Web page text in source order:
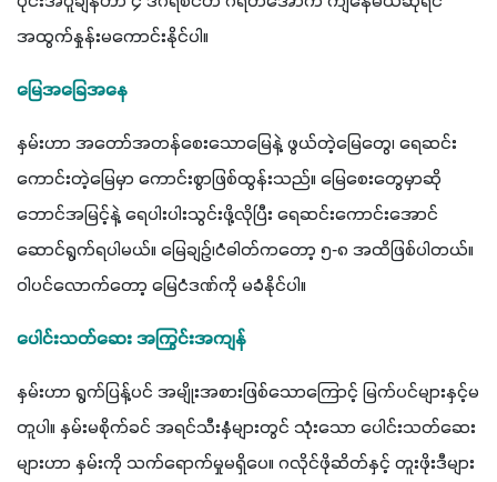
အထွက်နှုန်းမကောင်းနိုင်ပါ။
မြေအခြေအနေ
နှမ်းဟာ အတော်အတန်စေးသောမြေနဲ့ ဖွယ်တဲ့မြေတွေ၊ ရေဆင်း
ကောင်းတဲ့မြေမှာ ကောင်းစွာဖြစ်ထွန်းသည်။ မြေစေးတွေမှာဆို
ဘောင်အမြင့်နဲ့ ရေပါးပါးသွင်းဖို့လိုပြီး ရေဆင်းကောင်းအောင်
ဆောင်ရွက်ရပါမယ်။ မြေချဉ်၊ငံဓါတ်ကတော့ ၅-၈ အထိဖြစ်ပါတယ်။
ဝါပင်လောက်တော့ မြေငံဒဏ်ကို မခံနိုင်ပါ။
ပေါင်းသတ်ဆေး အကြွင်းအကျန်
နှမ်းဟာ ရွက်ပြန့်ပင် အမျိုးအစားဖြစ်သောကြောင့် မြက်ပင်များနှင့်မ
တူပါ။ နှမ်းမစိုက်ခင် အရင်သီးနှံများတွင် သုံးသော ပေါင်းသတ်ဆေး
များဟာ နှမ်းကို သက်ရောက်မှုမရှိပေ။ ဂလိုင်ဖိုဆိတ်နှင့် တူးဖိုးဒီများ